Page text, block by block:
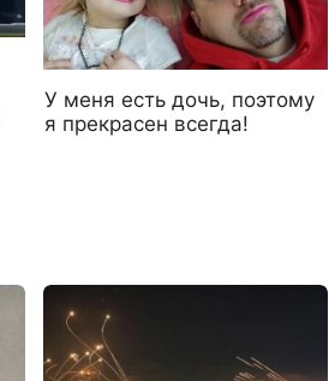
У меня есть дочь, поэтому
я прекрасен всегда!